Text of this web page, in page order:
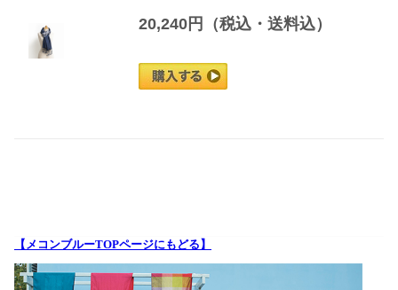
20,240円（税込・送料込）
【メコンブルーTOPページにもどる】